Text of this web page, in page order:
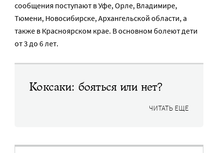
сообщения поступают в Уфе, Орле, Владимире,
Тюмени, Новосибирске, Архангельской области, а
также в Красноярском крае. В основном болеют дети
от 3 до 6 лет.
Коксаки: бояться или нет?
ЧИТАТЬ ЕЩЕ